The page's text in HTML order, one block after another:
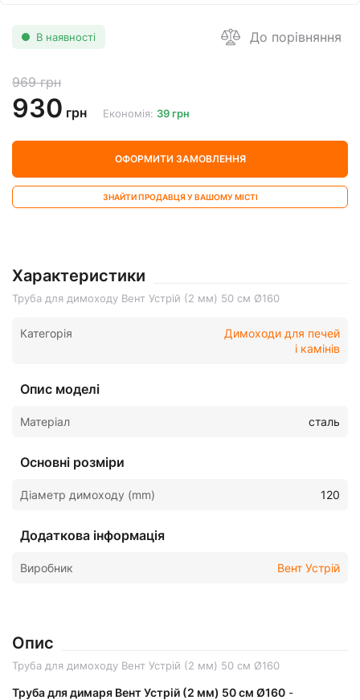
В наявності До порівняння
969 грн
930 грн Економія: 39 грн
ОФОРМИТИ ЗАМОВЛЕННЯ
ЗНАЙТИ ПРОДАВЦЯ У ВАШОМУ МІСТІ
Характеристики
Труба для димоходу Вент Устрій (2 мм) 50 см Ø160
Категорія
Димоходи для печей
і камінів
Опис моделі
Матеріал сталь
Основні розміри
Діаметр димоходу (mm) 120
Додаткова інформація
Виробник Вент Устрій
Опис
Труба для димоходу Вент Устрій (2 мм) 50 см Ø160
Труба для димаря Вент Устрій (2 мм) 50 см Ø160 -